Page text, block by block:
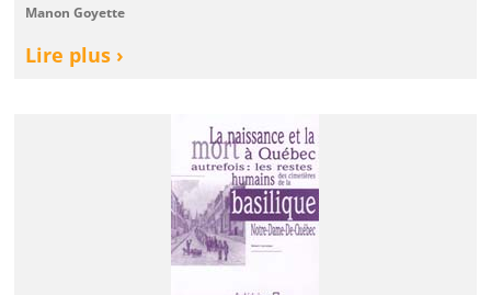
Manon Goyette
Lire plus ›